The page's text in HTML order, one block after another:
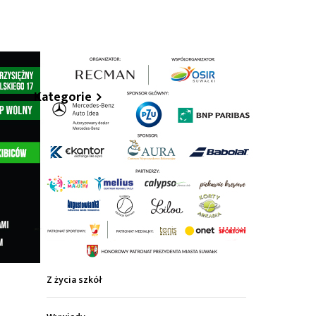
Kategorie
Z życia miasta
Kultura
Wiadomości z regionu
Z życia szkół